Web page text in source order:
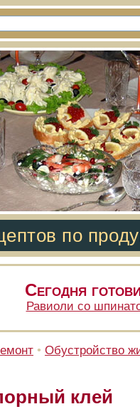
по
Сегодня
Равиоли со
• Обустройство
клей